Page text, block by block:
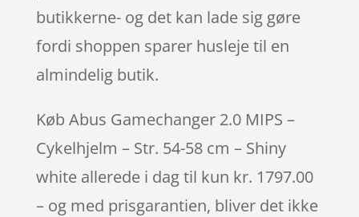
butikkerne- og det kan lade sig gøre
fordi shoppen sparer husleje til en
almindelig butik.
Køb Abus Gamechanger 2.0 MIPS –
Cykelhjelm – Str. 54-58 cm – Shiny
white allerede i dag til kun kr. 1797.00
– og med prisgarantien, bliver det ikke